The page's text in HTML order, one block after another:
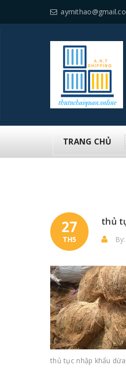
TRANG CHỦ
27
TH5
thủ
thủ tục nhập khẩu